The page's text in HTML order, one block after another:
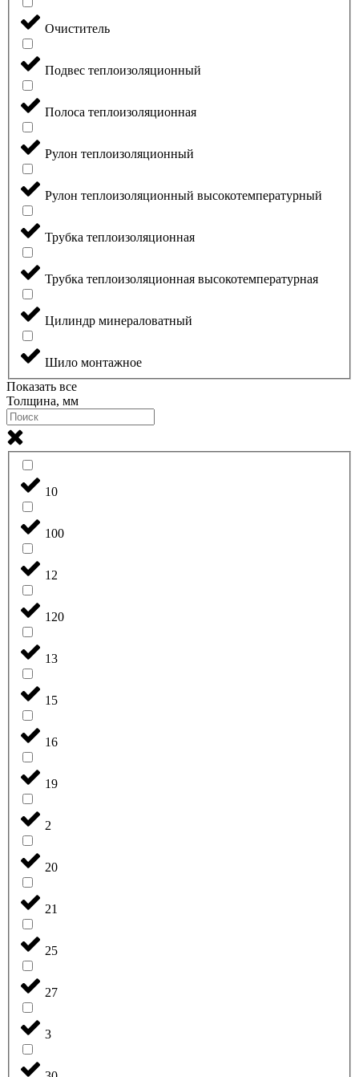
Очиститель
Подвес теплоизоляционный
Полоса теплоизоляционная
Рулон теплоизоляционный
Рулон теплоизоляционный высокотемпературный
Трубка теплоизоляционная
Трубка теплоизоляционная высокотемпературная
Цилиндр минераловатный
Шило монтажное
Показать все
Толщина, мм
10
100
12
120
13
15
16
19
2
20
21
25
27
3